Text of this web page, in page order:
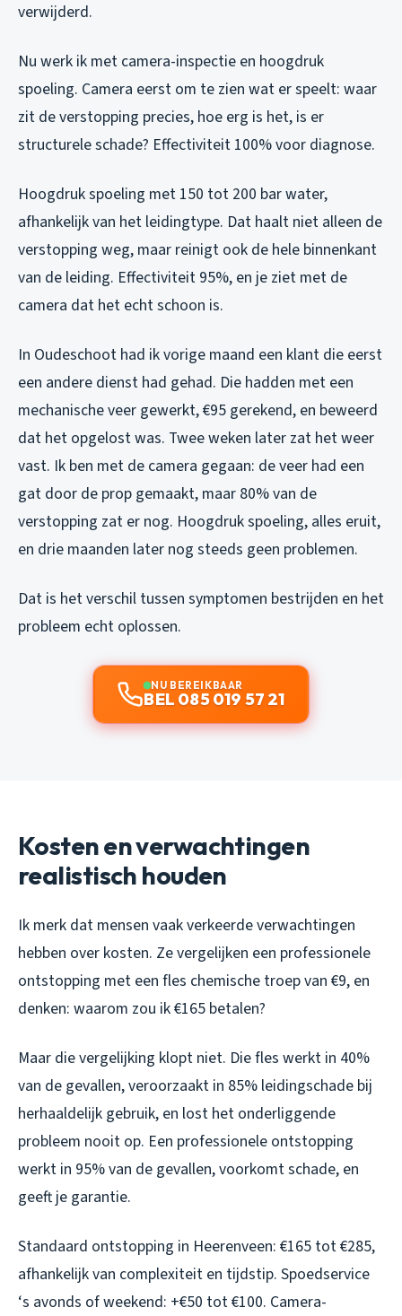
verwijderd.
Nu werk ik met camera-inspectie en hoogdruk
spoeling. Camera eerst om te zien wat er speelt: waar
zit de verstopping precies, hoe erg is het, is er
structurele schade? Effectiviteit 100% voor diagnose.
Hoogdruk spoeling met 150 tot 200 bar water,
afhankelijk van het leidingtype. Dat haalt niet alleen de
verstopping weg, maar reinigt ook de hele binnenkant
van de leiding. Effectiviteit 95%, en je ziet met de
camera dat het echt schoon is.
In Oudeschoot had ik vorige maand een klant die eerst
een andere dienst had gehad. Die hadden met een
mechanische veer gewerkt, €95 gerekend, en beweerd
dat het opgelost was. Twee weken later zat het weer
vast. Ik ben met de camera gegaan: de veer had een
gat door de prop gemaakt, maar 80% van de
verstopping zat er nog. Hoogdruk spoeling, alles eruit,
en drie maanden later nog steeds geen problemen.
Dat is het verschil tussen symptomen bestrijden en het
probleem echt oplossen.
NU BEREIKBAAR
BEL 085 019 57 21
Kosten en verwachtingen
realistisch houden
Ik merk dat mensen vaak verkeerde verwachtingen
hebben over kosten. Ze vergelijken een professionele
ontstopping met een fles chemische troep van €9, en
denken: waarom zou ik €165 betalen?
Maar die vergelijking klopt niet. Die fles werkt in 40%
van de gevallen, veroorzaakt in 85% leidingschade bij
herhaaldelijk gebruik, en lost het onderliggende
probleem nooit op. Een professionele ontstopping
werkt in 95% van de gevallen, voorkomt schade, en
geeft je garantie.
Standaard ontstopping in Heerenveen: €165 tot €285,
afhankelijk van complexiteit en tijdstip. Spoedservice
‘s avonds of weekend: +€50 tot €100. Camera-